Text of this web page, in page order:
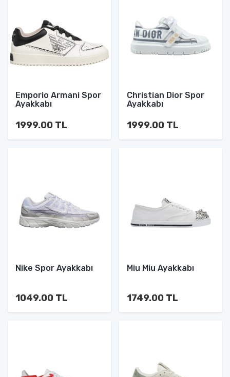
Emporio Armani Spor
Ayakkabı
1999.00 TL
Christian Dior Spor
Ayakkabı
1999.00 TL
Nike Spor Ayakkabı
1049.00 TL
Miu Miu Ayakkabı
1749.00 TL